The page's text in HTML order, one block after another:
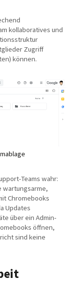
kollaboratives und
Zugriff
können.
Teams wahr:
wartungsarme,
Chromebooks
Updates
über ein Admin-
öffnen,
sind keine